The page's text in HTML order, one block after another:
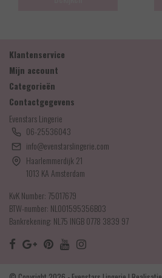
Klantenservice
Mijn account
Categorieën
Contactgegevens
Evenstars Lingerie
06-25536043
info@evenstarslingerie.com
Haarlemmerdijk 21
1013 KA Amsterdam
KvK Number: 75017679
BTW-number: NL001595356B03
Bankrekening: NL75 INGB 0778 3839 97